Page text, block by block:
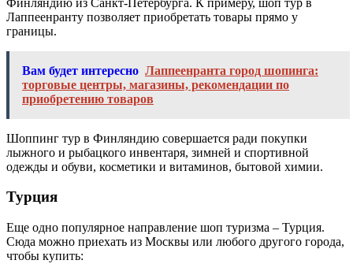
Лаппеенранту позволяет приобретать товары прямо у
границы.
Вам будет интересно Лаппеенранта город шопинга:
торговые центры, магазины, рекомендации по
приобретению товаров
Шоппинг тур в Финляндию совершается ради покупки
лыжного и рыбацкого инвентаря, зимней и спортивной
одежды и обуви, косметики и витаминов, бытовой химии.
Турция
Еще одно популярное направление шоп туризма – Турция.
Сюда можно приехать из Москвы или любого другого города,
чтобы купить: